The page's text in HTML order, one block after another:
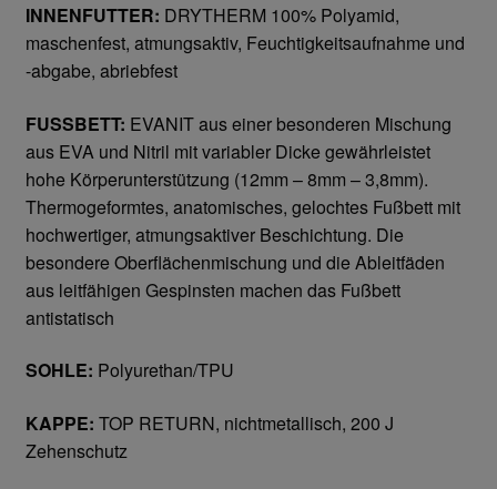
Cofra Sicherheitsschuhe
Jalas Sicherheitschuhe
Atemschutz & Gehörschutz
Moldex
Gesichtsschutz & Schutzbrillen
James & Nicholson
INNENFUTTER: DRYTHERM 100% Polyamid,
maschenfest, atmungsaktiv, Feuchtigkeitsaufnahme und
-abgabe, abriebfest
FUSSBETT: EVANIT aus einer besonderen Mischung
aus EVA und Nitril mit variabler Dicke gewährleistet
hohe Körperunterstützung (12mm – 8mm – 3,8mm).
Thermogeformtes, anatomisches, gelochtes Fußbett mit
hochwertiger, atmungsaktiver Beschichtung. Die
besondere Oberflächenmischung und die Ableitfäden
aus leitfähigen Gespinsten machen das Fußbett
antistatisch
SOHLE: Polyurethan/TPU
KAPPE: TOP RETURN, nichtmetallisch, 200 J
Zehenschutz